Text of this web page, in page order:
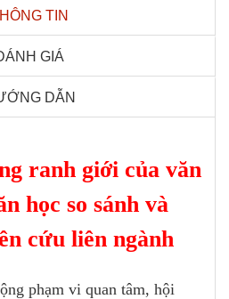
TIN
GIÁ
DẪN
ranh giới của văn
học so sánh và
cứu liên ngành
phạm vi quan tâm, hội